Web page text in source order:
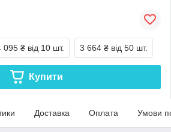
095 ₴ від 10 шт. 3 664 ₴ від 50 шт.
Купити
Доставка Оплата Умови